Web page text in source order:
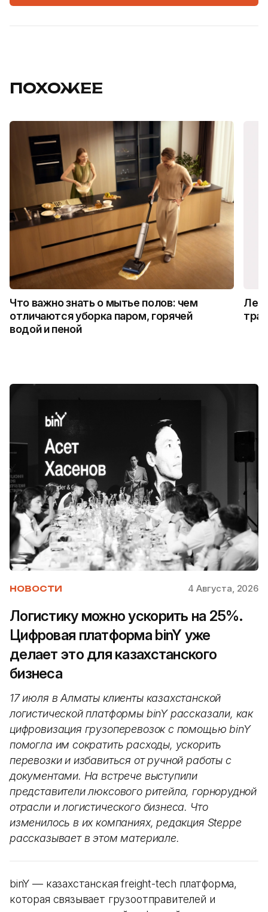
ПОХОЖЕЕ
Что важно знать о мытье полов: чем
отличаются уборка паром, горячей
водой и пеной
НОВОСТИ 4 Августа, 2026
Логистику можно ускорить на 25%.
Цифровая платформа binY уже
делает это для казахстанского
бизнеса
17 июля в Алматы клиенты казахстанской
логистической платформы binY рассказали, как
цифровизация грузоперевозок с помощью binY
помогла им сократить расходы, ускорить
перевозки и избавиться от ручной работы с
документами. На встрече выступили
представители люксового ритейла, горнорудной
отрасли и логистического бизнеса. Что
изменилось в их компаниях, редакция Steppe
рассказывает в этом материале.
binY — казахстанская freight-tech платформа,
которая связывает грузоотправителей и